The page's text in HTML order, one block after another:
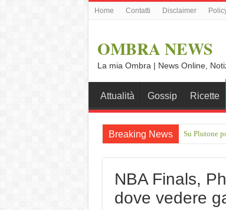
Home Contatti Disclaimer
OMBRA NEWS
La mia Ombra | News Online,
Attualità Gossip Ricette
Breaking News Su Plutone
IXPE:
NBA Finals,
dove vedere